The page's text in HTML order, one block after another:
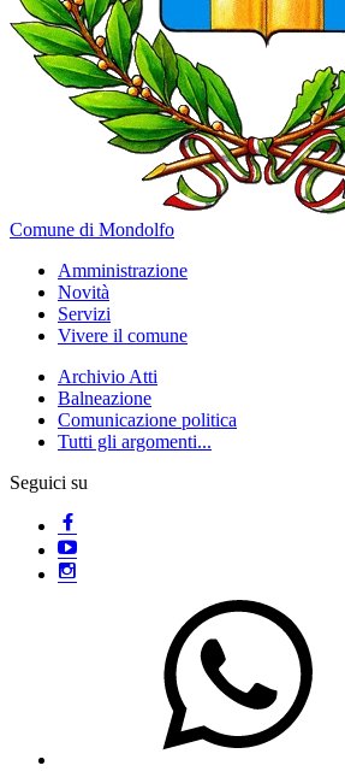
Comune di Mondolfo
Amministrazione
Novità
Servizi
Vivere il comune
Archivio Atti
Balneazione
Comunicazione politica
Tutti gli argomenti...
Seguici su